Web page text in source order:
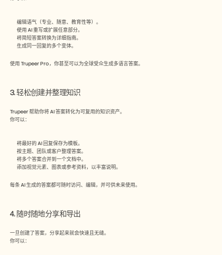
编辑语气（专业、随意、教育性等）。
使用 AI 重写或扩展任意部分。
将简短答案转换为详细指南。
生成同一回复的多个变体。
使用 Trupeer Pro，你甚至可以为全球受众生成多语言答案。
3. 轻松创建并整理知识
Trupeer 帮助你将 AI 答案转化为可复用的知识资产。
你可以：
将最好的 AI 回复保存为模板。
按主题、团队或客户整理答案。
将多个答案合并到一个文档中。
添加视觉元素、图表或参考资料，以丰富说明。
每条 AI 生成的答案都可随时访问、编辑，并可供未来使用。
4. 随时随地分享和导出
一旦创建了答案，分享起来就会快速且无缝。
你可以：